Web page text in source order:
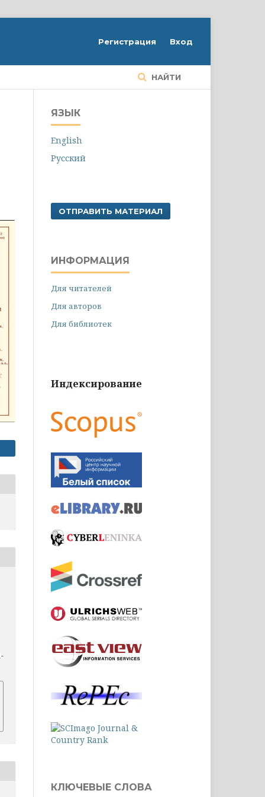
НАЙТИ
Регистрация Вход
ЯЗЫК
English
Русский
ОТПРАВИТЬ МАТЕРИАЛ
ИНФОРМАЦИЯ
Для читателей
Для авторов
Для библиотек
Индексирование
КЛЮЧЕВЫЕ СЛОВА